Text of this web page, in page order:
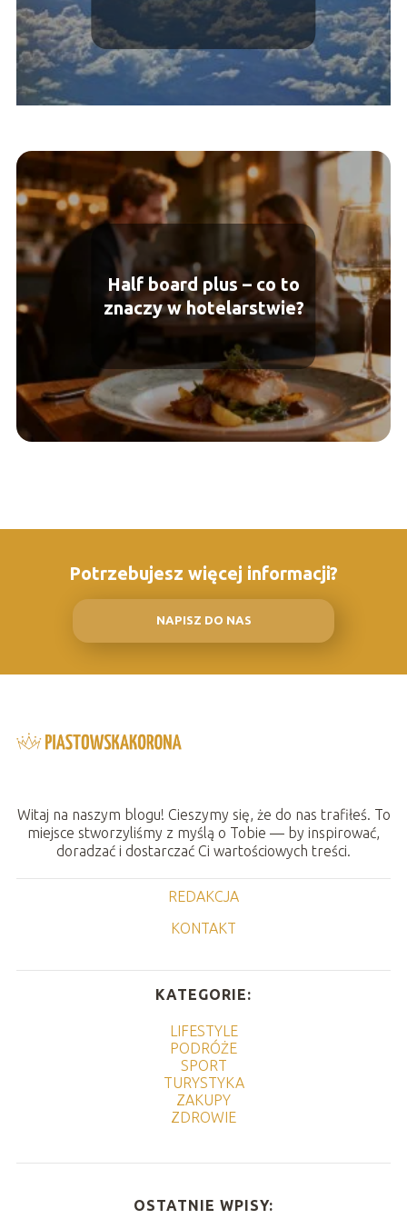
zwrócić uwagę?
Half board plus – co to
znaczy w hotelarstwie?
Potrzebujesz więcej informacji?
NAPISZ DO NAS
Witaj na naszym blogu! Cieszymy się, że do nas trafiłeś. To
miejsce stworzyliśmy z myślą o Tobie — by inspirować,
doradzać i dostarczać Ci wartościowych treści.
REDAKCJA
KONTAKT
KATEGORIE:
LIFESTYLE
PODRÓŻE
SPORT
TURYSTYKA
ZAKUPY
ZDROWIE
OSTATNIE WPISY: